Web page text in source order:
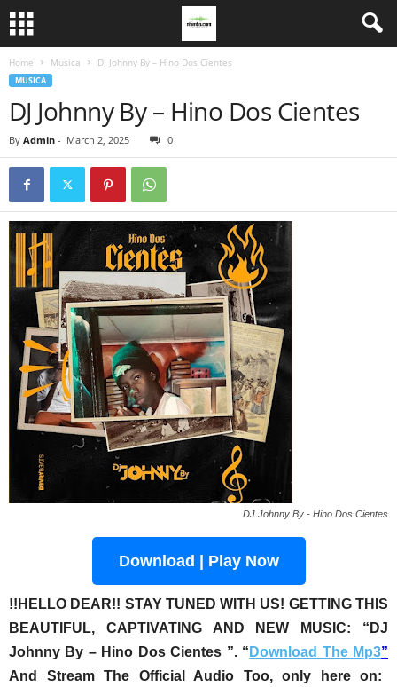
Home Musica DJ Johnny By – Hino Dos Cientes
MUSICA
DJ Johnny By – Hino Dos Cientes
By Admin - March 2, 2025 0
DJ Johnny By - Hino Dos Cientes
Download | Play Now
!!HELLO DEAR!! STAY TUNED WITH US! GETTING THIS
BEAUTIFUL, CAPTIVATING AND NEW MUSIC: “DJ
Johnny By – Hino Dos Cientes ”. “ Download The Mp3”
And Stream The Official Audio Too, only here on: